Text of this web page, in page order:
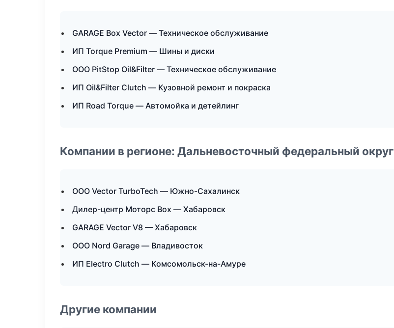
GARAGE Box Vector — Техническое обслуживание
ИП Torque Premium — Шины и диски
ООО PitStop Oil&Filter — Техническое обслуживание
ИП Oil&Filter Clutch — Кузовной ремонт и покраска
ИП Road Torque — Автомойка и детейлинг
Компании в регионе: Дальневосточный федеральный округ
ООО Vector TurboTech — Южно-Сахалинск
Дилер-центр Моторс Box — Хабаровск
GARAGE Vector V8 — Хабаровск
ООО Nord Garage — Владивосток
ИП Electro Clutch — Комсомольск-на-Амуре
Другие компании